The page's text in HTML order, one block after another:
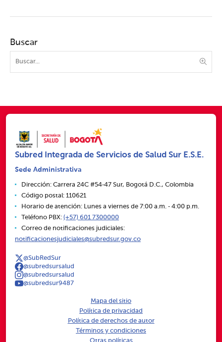
Buscar
Subred Integrada de Servicios de Salud Sur E.S.E.
Sede Administrativa
Dirección: Carrera 24C #54‑47 Sur, Bogotá D.C., Colombia
Código postal: 110621
Horario de atención: Lunes a viernes de 7:00 a.m. ‑ 4:00 p.m.
Teléfono PBX: (+57) 601 7300000
Correo de notificaciones judiciales:
notificacionesjudiciales@subredsur.gov.co
@SubRedSur
@subredsursalud
@subredsursalud
@subredsur9487
Mapa del sitio
Política de privacidad
Política de derechos de autor
Términos y condiciones
Otras políticas